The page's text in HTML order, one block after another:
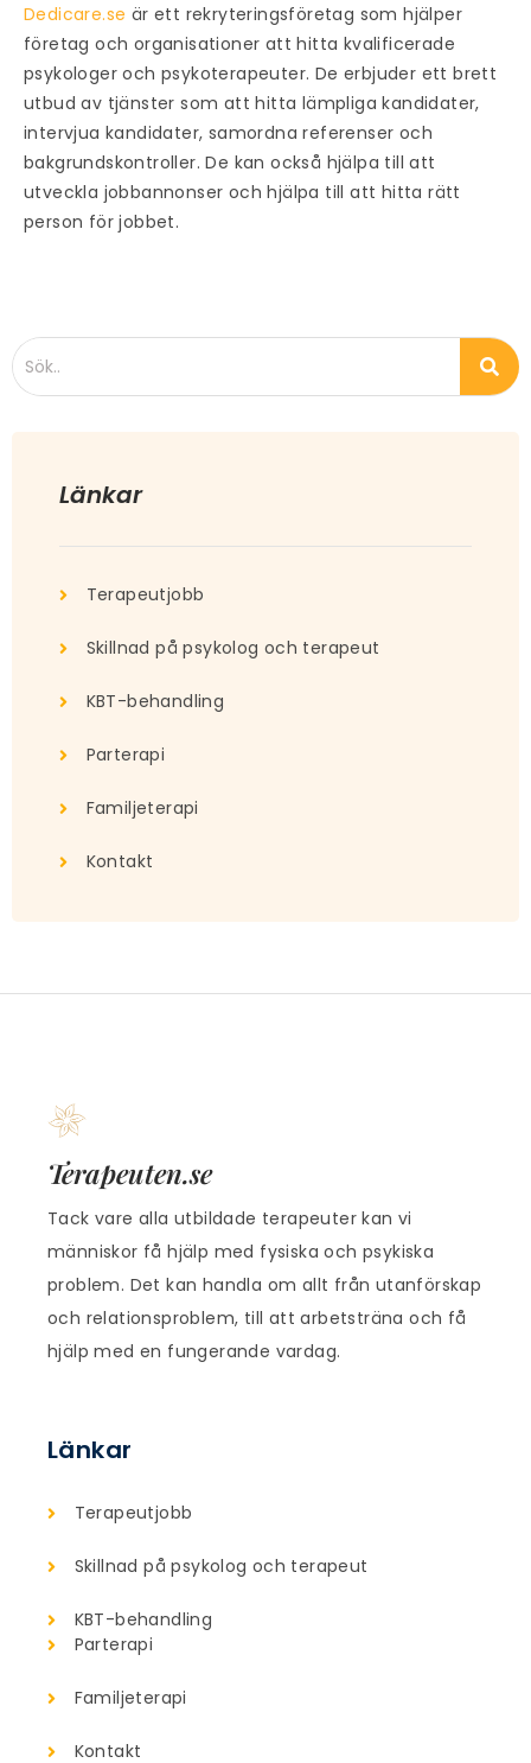
Dedicare.se är ett rekryteringsföretag som hjälper
företag och organisationer att hitta kvalificerade
psykologer och psykoterapeuter. De erbjuder ett brett
utbud av tjänster som att hitta lämpliga kandidater,
intervjua kandidater, samordna referenser och
bakgrundskontroller. De kan också hjälpa till att
utveckla jobbannonser och hjälpa till att hitta rätt
person för jobbet.
Länkar
Terapeutjobb
Skillnad på psykolog och terapeut
KBT-behandling
Parterapi
Familjeterapi
Kontakt
Terapeuten.se
Tack vare alla utbildade terapeuter kan vi
människor få hjälp med fysiska och psykiska
problem. Det kan handla om allt från utanförskap
och relationsproblem, till att arbetsträna och få
hjälp med en fungerande vardag.
Länkar
Terapeutjobb
Skillnad på psykolog och terapeut
KBT-behandling
Parterapi
Familjeterapi
Kontakt